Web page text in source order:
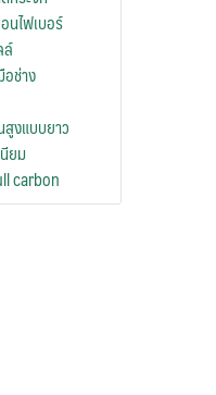
นไฟเบอร์
ล์
อช่าง
งแบบยาว
ยม
carbon